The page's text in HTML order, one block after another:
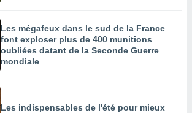
Les mégafeux dans le sud de la France
font exploser plus de 400 munitions
oubliées datant de la Seconde Guerre
mondiale
Les indispensables de l'été pour mieux